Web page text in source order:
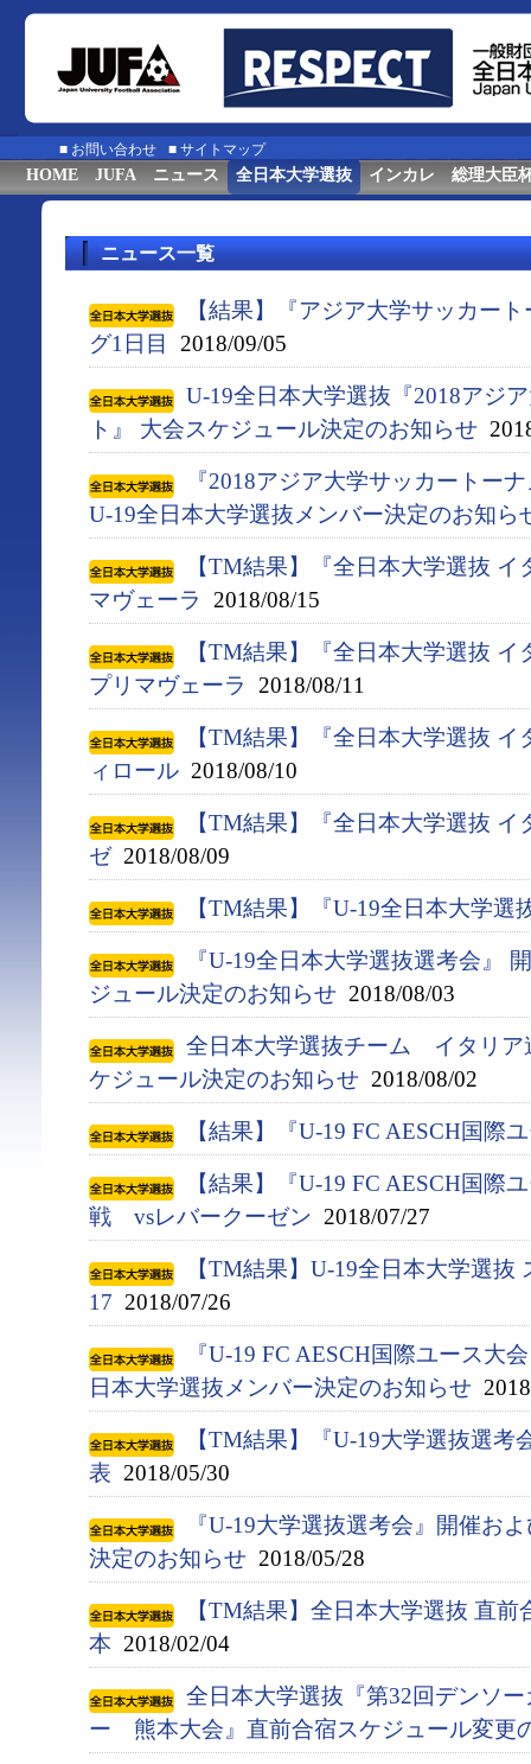
■ お問い合わせ ■ サイトマップ
HOME JUFA ニュース 全日本大学選抜 インカレ 総理大臣
ニュース一覧
【結果】『アジア大学サッカー
グ1日目
2018/09/05
U-19全日本大学選抜『2018アジ
ト』 大会スケジュール決定のお知らせ
『2018アジア大学サッカートー
U-19全日本大学選抜メンバー決定のお知ら
【TM結果】『全日本大学選抜
マヴェーラ
2018/08/15
【TM結果】『全日本大学選抜
プリマヴェーラ
2018/08/11
【TM結果】『全日本大学選抜
ィロール 2018/08/10
【TM結果】『全日本大学選抜
ゼ2018/08/09
【TM結果】『U-19全日本大学選
『U-19全日本大学選抜選考会』
ジュール決定のお知らせ 2018/08/03
全日本大学選抜チーム イタリア
ケジュール決定のお知らせ 2018/08/02
【結果】『U-19 FC AESCH国際
【結果】『U-19 FC AESCH国際
戦 vsレバークーゼン 2018/07/27
【TM結果】U-19全日本大学選抜
17 2018/07/26
『U-19 FC AESCH国際ユース大
日本大学選抜メンバー決定のお知らせ
【TM結果】『U-19大学選抜選考
表 2018/05/30
『U-19大学選抜選考会』開催お
決定のお知らせ 2018/05/28
【TM結果】全日本大学選抜 直前
本 2018/02/04
全日本大学選抜『第32回デンソ
ー 熊本大会』直前合宿スケジュール変更